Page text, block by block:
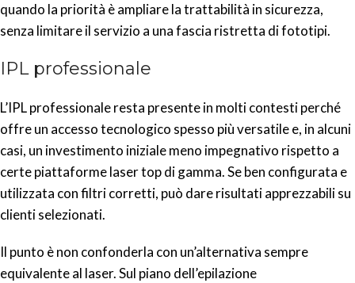
quando la priorità è ampliare la trattabilità in sicurezza,
senza limitare il servizio a una fascia ristretta di fototipi.
IPL professionale
L’IPL professionale resta presente in molti contesti perché
offre un accesso tecnologico spesso più versatile e, in alcuni
casi, un investimento iniziale meno impegnativo rispetto a
certe piattaforme laser top di gamma. Se ben configurata e
utilizzata con filtri corretti, può dare risultati apprezzabili su
clienti selezionati.
Il punto è non confonderla con un’alternativa sempre
equivalente al laser. Sul piano dell’epilazione